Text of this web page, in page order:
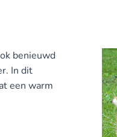
benieuwd
In dit
een warm